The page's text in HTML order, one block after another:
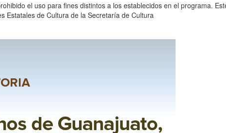
el uso para fines distintos a los establecidos en el programa.
Estatales de Cultura de la Secretaría de Cultura